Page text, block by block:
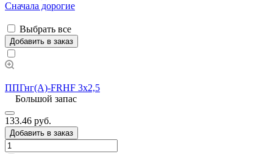
Сначала дорогие
Выбрать все
Добавить в заказ
ППГнг(А)-FRHF 3х2,5
Большой запас
133.46 руб.
Добавить в заказ